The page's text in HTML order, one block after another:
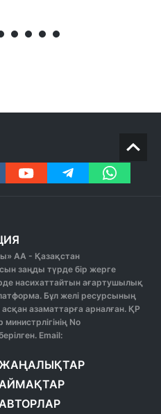
АА - Қазақстан
заңды түрде бір жерге
насихаттайтын ағартушылық
Бұл желі ресурсының
азаматтарға арналған. ҚР
No
Email: